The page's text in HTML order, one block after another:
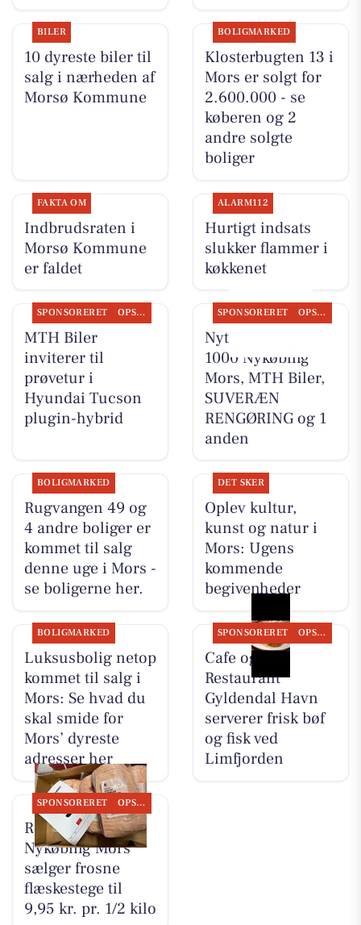
BILER
10 dyreste biler til
salg i nærheden af
Morsø Kommune
BOLIGMARKED
Klosterbugten 13 i
Mors er solgt for
2.600.000 - se
køberen og 2
andre solgte
boliger
FAKTA OM
Indbrudsraten i
Morsø Kommune
er faldet
ALARM112
Hurtigt indsats
slukker flammer i
køkkenet
SPONSORERET OPSLAGSTAVLEN
MTH Biler
inviterer til
prøvetur i
Hyundai Tucson
plugin-hybrid
SPONSORERET OPSLAGSTAVLEN
Nyt fra REMA
1000 Nykøbing
Mors, MTH Biler,
SUVERÆN
RENGØRING og 1
anden
BOLIGMARKED
Rugvangen 49 og
4 andre boliger er
kommet til salg
denne uge i Mors -
se boligerne her.
DET SKER
Oplev kultur,
kunst og natur i
Mors: Ugens
kommende
begivenheder
BOLIGMARKED
Luksusbolig netop
kommet til salg i
Mors: Se hvad du
skal smide for
Mors’ dyreste
adresser her
SPONSORERET OPSLAGSTAVLEN
Cafe og
Restaurant
Gyldendal Havn
serverer frisk bøf
og fisk ved
Limfjorden
SPONSORERET OPSLAGSTAVLEN
REMA 1000
Nykøbing Mors
sælger frosne
flæskestege til
9,95 kr. pr. 1/2 kilo